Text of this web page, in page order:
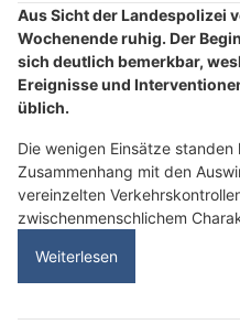
Aus Sicht der Landespolizei
Wochenende ruhig. Der
sich deutlich bemerkbar,
Ereignisse und
üblich.
Die wenigen Einsätze standen
Zusammenhang mit den
vereinzelten
zwischenmenschlichem
Weiterlesen